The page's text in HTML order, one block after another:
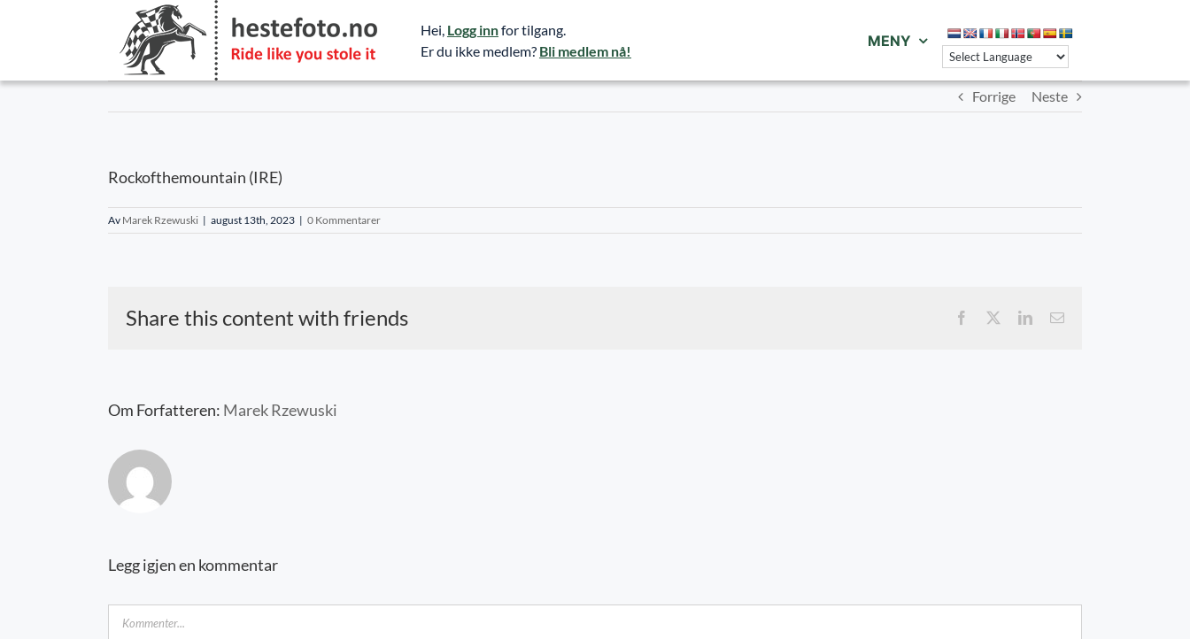
Hei, Logg innfor tilgang.
Er du ikke medlem? Bli medlem nå!
MENY
Forrige Neste
Rockofthemountain (IRE)
Av Marek Rzewuski | august 13th, 2023 | 0 Kommentarer
Share this content with friends Facebook LinkedIn
E-
Om Forfatteren: Marek Rzewuski
Legg igjen en kommentar